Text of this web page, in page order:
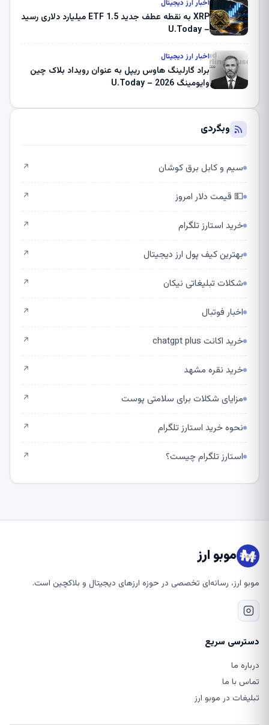
اخبار ارز دیجیتال
XRP به نقطه عطف جدید ETF 1.5 میلیارد دلاری رسید
– U.Today
اخبار ارز دیجیتال
براد گارلینگ هاوس ریپل به عنوان رویداد بلاک چین
وایومینگ 2026 – U.Today
وبگردی
سیم و کابل برق کوشان ↗
💵 قیمت دلار امروز ↗
خرید استارز تلگرام ↗
بهترین کیف پول ارز دیجیتال ↗
شکلات تبلیغاتی نیکان ↗
اخبار فوتبال ↗
خرید اکانت chatgpt plus ↗
خرید نقره مشهد ↗
مزایای شکلات برای سلامتی پوست ↗
نحوه خرید استارز تلگرام ↗
استارز تلگرام چیست؟ ↗
موبو ارز
موبو ارز، رسانه‌ای تخصصی در حوزه ارزهای دیجیتال و بلاکچین است.
دسترسی سریع
درباره ما
تماس با ما
تبلیغات در موبو ارز